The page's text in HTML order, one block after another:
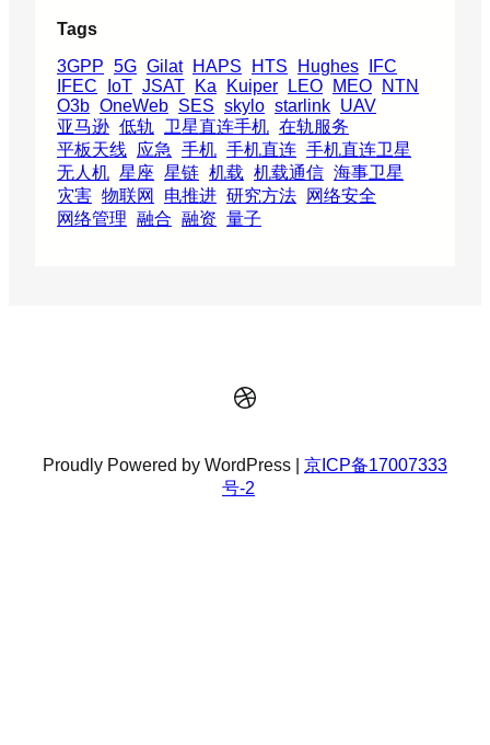
Tags
3GPP 5G Gilat HAPS HTS Hughes
IFC
IFEC
IoT JSAT Ka Kuiper LEO MEO
NTN
O3b OneWeb SES skylo starlink UAV
亚马逊 低轨 卫星直连手机 在轨服务
平板天线 应急 手机 手机直连 手机直连卫星
无人机 星座 星链 机载 机载通信 海事卫星
灾害 物联网 电推进 研究方法
网络安全
网络管理 融合 融资 量子
Dribbble
Proudly Powered by WordPress | 京ICP备17007333
号-2